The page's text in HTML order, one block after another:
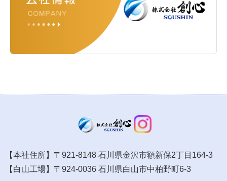
【本社住所】〒921-8148 石川県金沢市額新保2丁目164-3
【白山工場】〒924-0036 石川県白山市中柏野町6-3